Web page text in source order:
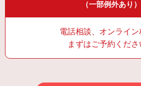
（一部例外あり）
電話相談、オンライン
まずはご予約くださ